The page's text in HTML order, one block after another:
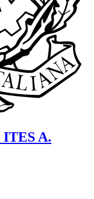
ITES A.